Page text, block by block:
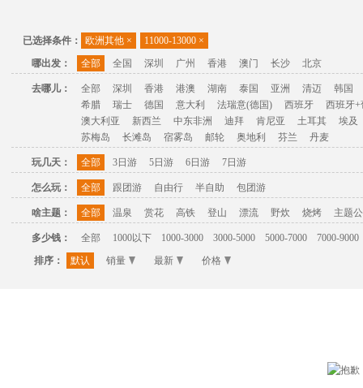
已选择条件： 欧洲其他 × 11000-13000 ×
哪出发：
全部 全国 深圳 广州 香港 澳门 长沙 北京
去哪儿： 全部 深圳 香港 港澳 湖南 泰国 亚洲 清迈
韩国
希腊
瑞士 德国 意大利 法瑞意(德国) 西班牙
西班牙+
澳大利亚
新西兰 中东非洲 迪拜 肯尼亚 土耳其
埃及
苏梅岛
长滩岛 宿雾岛 邮轮 奥地利 芬兰 丹麦
玩几天： 全部 3日游 5日游 6日游 7日游
怎么玩： 全部 跟团游 自由行 半自助 包团游
啥主题： 全部 温泉 赏花 高铁 登山 漂流 野炊 烧烤 主题
多少钱： 全部 1000以下 1000-3000 3000-5000 5000-7000
7000-9000
排序：
默认 销量 最新 价格